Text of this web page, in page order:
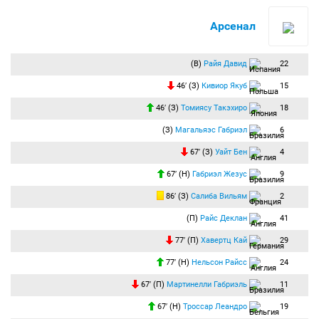
(Фулхэм) получает предупреждение.
Бэйсси получил жёлтую за пределами камер. За затяжку времени получил Кэлвин
(Фулхэм) заменён на Диоп Исса(Фулхэм).
(Арсенал) вводит мяч с левого угла поля.
Подача на ближнюю штангу перехвачена защитником!
Троссар сделал опасную подачу с левого фланга на дальнюю штангу. Не
(Фулхэм) попадает в офсайд.
(Арсенал) бьёт левой ногой из штрафной.
Сака вошёл в штрафную с правого фланга и пробил с левой ноги. Палинья
Подача с левого края со стандарта в штрафную "Арсенала" отражена
Хименес Рауль (Фулхэм) бьёт правой ногой из
Хименес пробил с левого края и попал в защитника. Угловой!
Арсенал
(В) Райя Давид 22
46′ (З) Кивиор Якуб 15
46′ (З) Томиясу Такэхиро 18
(З) Магальяэс Габриэл 6
67′ (З) Уайт Бен 4
67′ (Н) Габриэл Жезус 9
86′ (З) Салиба Вильям 2
(П) Райс Деклан 41
77′ (П) Хавертц Кай 29
77′ (Н) Нельсон Райсс 24
67′ (П) Мартинелли Габриэль 11
67′ (Н) Троссар Леандро 19